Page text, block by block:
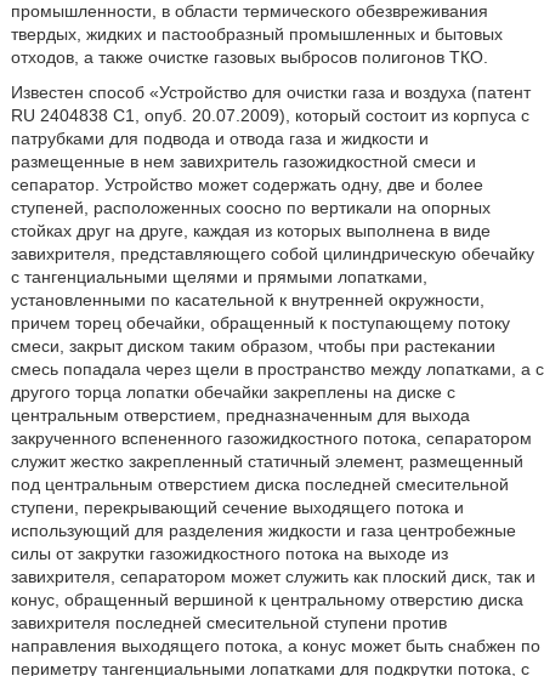
промышленности, в области термического обезвреживания
твердых, жидких и пастообразный промышленных и бытовых
отходов, а также очистке газовых выбросов полигонов ТКО.
Известен способ «Устройство для очистки газа и воздуха (патент
RU 2404838 С1, опуб. 20.07.2009), который состоит из корпуса с
патрубками для подвода и отвода газа и жидкости и
размещенные в нем завихритель газожидкостной смеси и
сепаратор. Устройство может содержать одну, две и более
ступеней, расположенных соосно по вертикали на опорных
стойках друг на друге, каждая из которых выполнена в виде
завихрителя, представляющего собой цилиндрическую обечайку
с тангенциальными щелями и прямыми лопатками,
установленными по касательной к внутренней окружности,
причем торец обечайки, обращенный к поступающему потоку
смеси, закрыт диском таким образом, чтобы при растекании
смесь попадала через щели в пространство между лопатками, а с
другого торца лопатки обечайки закреплены на диске с
центральным отверстием, предназначенным для выхода
закрученного вспененного газожидкостного потока, сепаратором
служит жестко закрепленный статичный элемент, размещенный
под центральным отверстием диска последней смесительной
ступени, перекрывающий сечение выходящего потока и
использующий для разделения жидкости и газа центробежные
силы от закрутки газожидкостного потока на выходе из
завихрителя, сепаратором может служить как плоский диск, так и
конус, обращенный вершиной к центральному отверстию диска
завихрителя последней смесительной ступени против
направления выходящего потока, а конус может быть снабжен по
периметру тангенциальными лопатками для подкрутки потока, с